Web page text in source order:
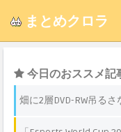
まとめクロラ